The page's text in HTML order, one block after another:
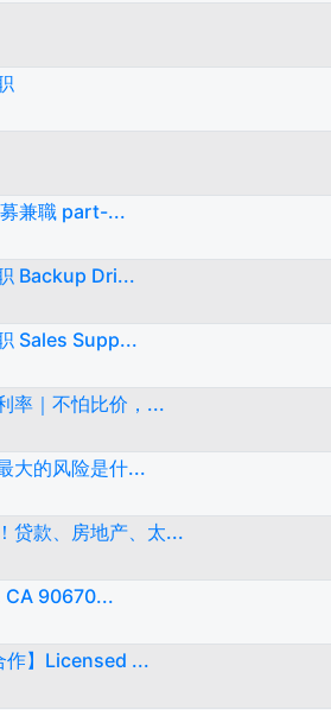
兼職 part-...
Backup Dri...
Sales Supp...
率｜不怕比价，...
大的风险是什...
贷款、房地产、太...
CA 90670...
作】Licensed ...